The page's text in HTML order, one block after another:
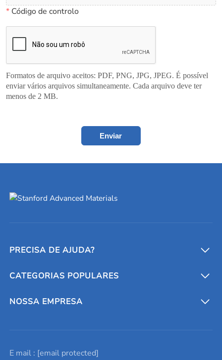
*Código de controlo
Formatos de arquivo aceitos: PDF, PNG, JPG, JPEG. É possível
enviar vários arquivos simultaneamente. Cada arquivo deve ter
menos de 2 MB.
Enviar
PRECISA DE AJUDA?
Conversores e calculadoras
Entre em contato conosco
Lista de consultas
CATEGORIAS POPULARES
Metais refratários
Elementos de terras raras
NOSSA EMPRESA
Promoções atuais
E mail : [email protected]